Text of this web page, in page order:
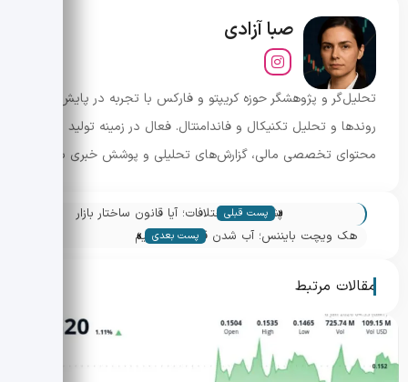
صبا آزادی
تحلیل‌گر و پژوهشگر حوزه کریپتو و فارکس با تجربه در پایش
روندها و تحلیل تکنیکال و فاندامنتال. فعال در زمینه تولید
محتوای تخصصی مالی، گزارش‌های تحلیلی و پوشش خبری بازار.
« پست قبلی
پشت پرده اختلافات؛ آیا قانون ساختار بازار
هفته آینده رونمایی می‌شود؟
هک ویچت بایننس؛ آب شدن قیمت یک میم
پست بعدی »
مقالات مرتبط